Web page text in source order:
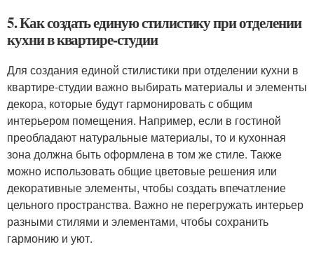
5. Как создать единую стилистику при отделении
кухни в квартире-студии
Для создания единой стилистики при отделении кухни в
квартире-студии важно выбирать материалы и элементы
декора, которые будут гармонировать с общим
интерьером помещения. Например, если в гостиной
преобладают натуральные материалы, то и кухонная
зона должна быть оформлена в том же стиле. Также
можно использовать общие цветовые решения или
декоративные элементы, чтобы создать впечатление
цельного пространства. Важно не перегружать интерьер
разными стилями и элементами, чтобы сохранить
гармонию и уют.